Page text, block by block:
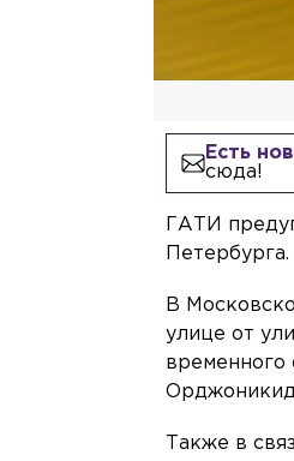
Есть
сюда!
ГАТИ
Петербурга.
В
улице от
временного
Также в